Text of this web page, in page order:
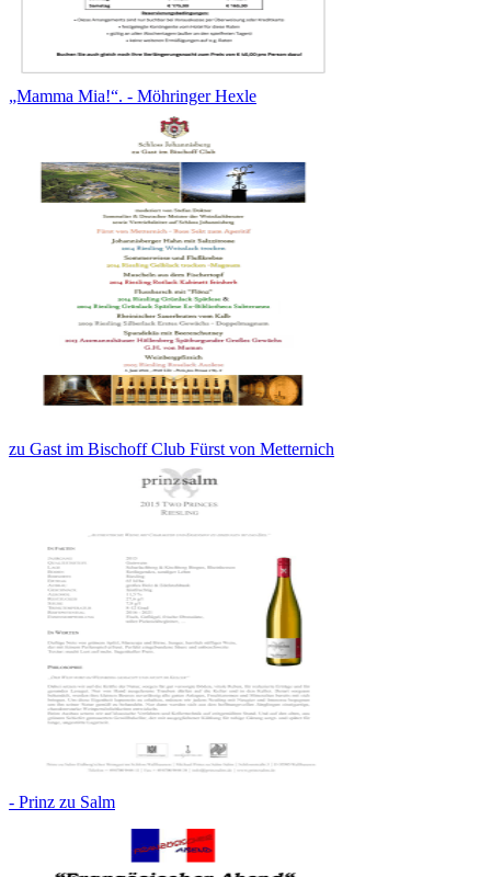
„Mamma Mia!“. - Möhringer Hexle
zu Gast im Bischoff Club Fürst von Metternich
- Prinz zu Salm